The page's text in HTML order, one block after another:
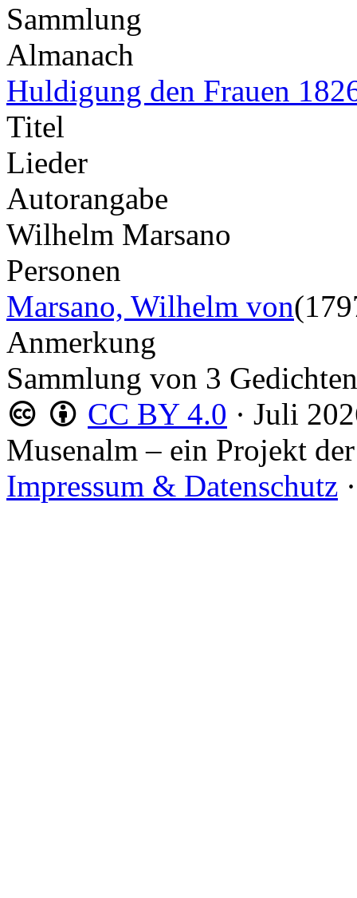
Sammlung
Almanach
Huldigung den Frauen
Titel
Lieder
Autorangabe
Wilhelm Marsano
Personen
Marsano, Wilhelm von
Anmerkung
Sammlung von 3
CC BY 4.0 · Juli
Musenalm – ein Projekt der
Impressum & Datenschutz ·